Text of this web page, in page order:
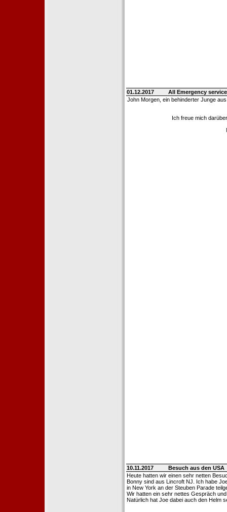
01.12.2017
All Emergency
John Morgen, ein behinderter Junge
Ich freue mich
10.11.2017
Besuch aus den USA
Heute hatten wir einen sehr netten
Bonny sind aus Lincroft NJ. Ich habe
in New York an der Steuben Parade
Wir hatten ein sehr nettes Gespräch
Natürlich hat Joe dabei auch den Helm